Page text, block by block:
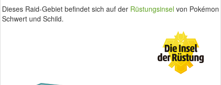
Dieses Raid-Gebiet befindet sich auf der Rüstungsinsel von Pokémon
Schwert und Schild.